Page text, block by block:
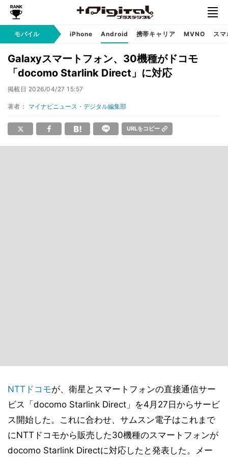
モバイル iPhone Android 携帯キャリア MVNO ス
Galaxyスマートフォン、30機種がドコモ
「docomo Starlink Direct」に対応
掲載日 2026/04/27 15:57
著者： マイナビニュース・デジタル編集部
URLをコピー
NTTドコモが、衛星とスマートフォンの直接通信サー
ビス「docomo Starlink Direct」を4月27日からサービ
ス開始した。これに合わせ、サムスン電子はこれまで
にNTTドコモから販売した30機種のスマートフォンが
docomo Starlink Directに対応したと発表した。メー